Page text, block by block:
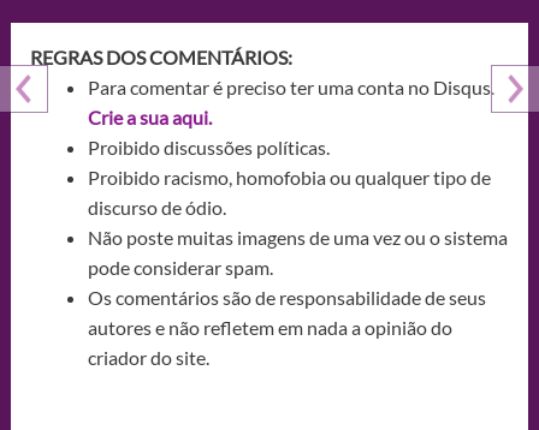
REGRAS DOS COMENTÁRIOS:
Para comentar é preciso ter uma conta no Disqus.
Crie a sua aqui.
Proibido discussões políticas.
Proibido racismo, homofobia ou qualquer tipo de
discurso de ódio.
Não poste muitas imagens de uma vez ou o sistema
pode considerar spam.
Os comentários são de responsabilidade de seus
autores e não refletem em nada a opinião do
criador do site.